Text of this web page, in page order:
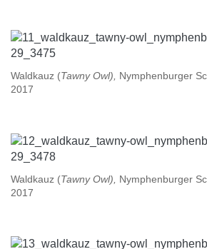
Waldkauz (Tawny Owl), Nymphenburger
2017
Waldkauz (Tawny Owl), Nymphenburger
2017